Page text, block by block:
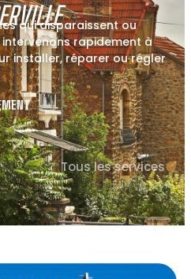
qui disparaissent ou
rapidement à
installer, réparer ou régler
Tous les services